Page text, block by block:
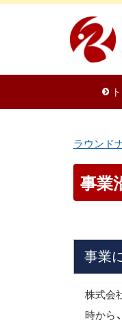
ラウンド
事業
事業
株式会
時から